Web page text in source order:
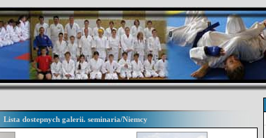
Lista dostepnych galerii. seminaria/Niemcy